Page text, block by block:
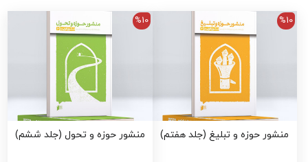
%10
منشور حوزه و تبلیغ (جلد هفتم)
%10
منشور حوزه و تحول (جلد ششم)